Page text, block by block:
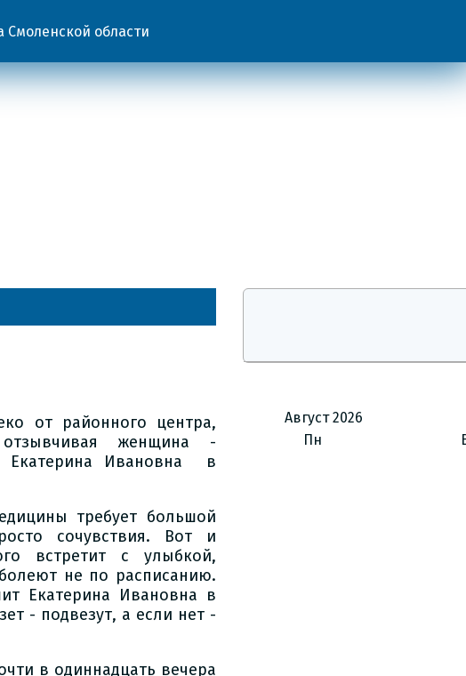
области
от районного центра,
женщина -
Екатерина Ивановна в
требует большой
сочувствия. Вот и
встретит с улыбкой,
не по расписанию.
Екатерина Ивановна в
- подвезут, а если нет -
в одиннадцать вечера
Август 2026
Пн